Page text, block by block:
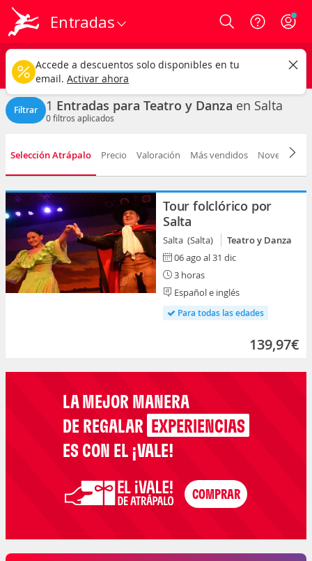
Entradas Login
Salta ciudad
Teatro y Danza Cualquier fecha
CAMBIAR
Filtrar 1 Entradas para Teatro y Danza en Salta
0filtros aplicados
Selección Atrápalo Precio Valoración Más vendidos Novedad
Tour folclórico por
Salta
Salta (Salta)
Teatro y Danza
06 ago al 31 dic
3 horas
Español e inglés
Para todas las edades
139,97€
LA MEJOR MANERA
DE REGALAR EXPERIENCIAS
ES CON EL ¡VALE!
Accede a descuentos solo disponibles en tu
email. Activar ahora